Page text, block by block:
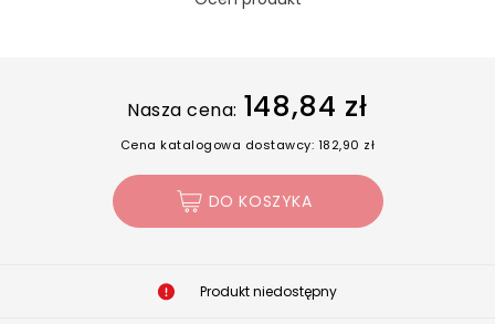
Nasza cena: 148,84 zł
Cena katalogowa dostawcy: 182,90 zł
DO KOSZYKA
Produkt niedostępny